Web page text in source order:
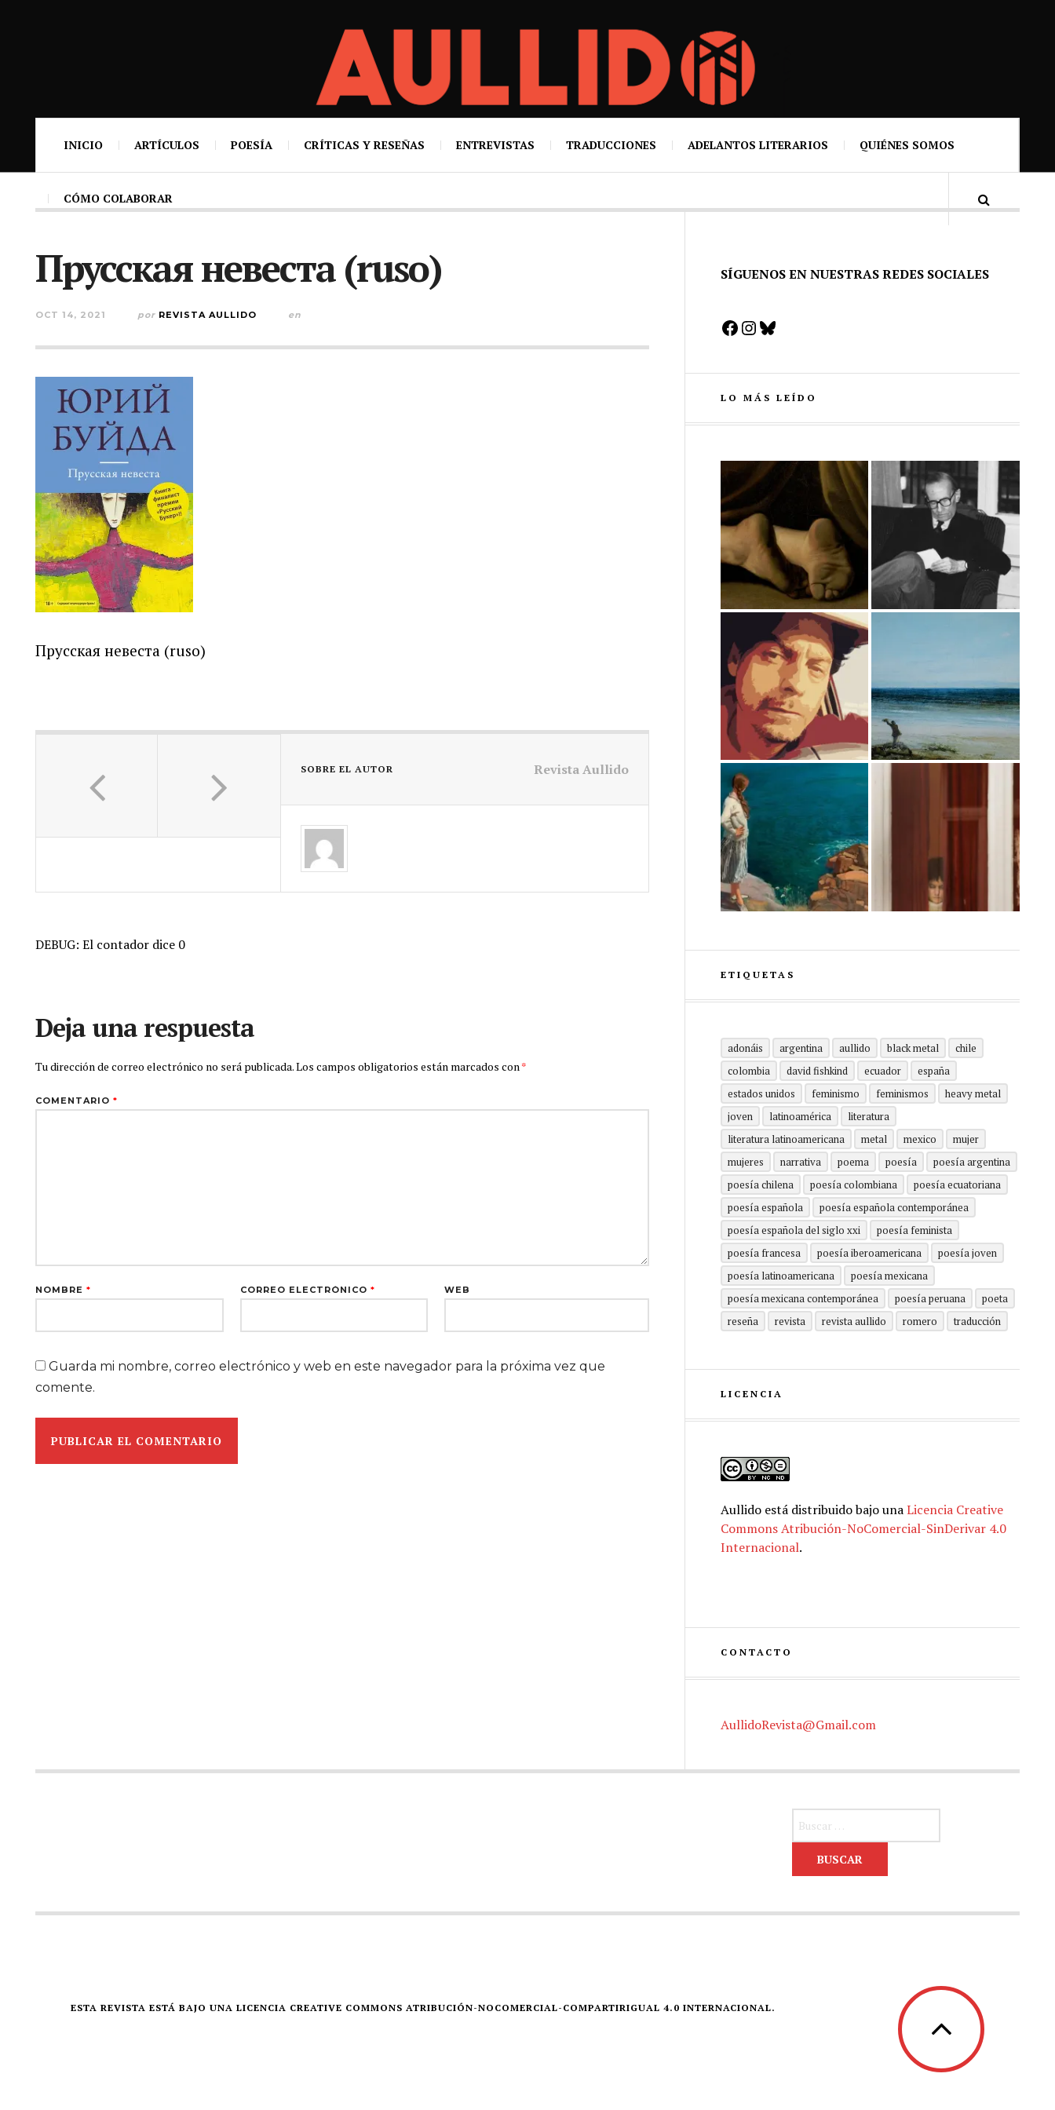
INICIO ARTÍCULOS POESÍA CRÍTICAS Y RESEÑAS ENTREVISTAS TRADUCCIONES ADELANTOS LITERARIOS QUIÉNES SOMOS
CÓMO COLABORAR
Прусская невеста (ruso)
OCT 14, 2021 por REVISTA AULLIDO en
Прусская невеста (ruso)
SOBRE EL AUTOR Revista Aullido
DEBUG: El contador dice 0
Deja una respuesta
Tu dirección de correo electrónico no será publicada.Los campos obligatorios están marcados con*
COMENTARIO *
NOMBRE * CORREO ELECTRÓNICO * WEB
Guarda mi nombre, correo electrónico y web en este navegador para la próxima vez que
comente.
SÍGUENOS EN NUESTRAS REDES SOCIALES
Facebook
Instagram
Bluesky
LO MÁS LEÍDO
ETIQUETAS
adonáis argentina aullido black metal
chile
colombia
david fishkind ecuador
españa
estados unidos
feminismo feminismos
heavy metal
joven
latinoamérica
literatura
literatura latinoamericana
metal mexico
mujer
mujeres
narrativa poema poesía
poesía argentina
poesía chilena
poesía colombiana
poesía ecuatoriana
poesía española
poesía española contemporánea
poesía española del siglo xxi
poesía feminista
poesía francesa
poesía iberoamericana
poesía joven
poesía latinoamericana
poesía mexicana
poesía mexicana contemporánea
poesía peruana
poeta
reseña
revista revista aullido romero traducción
LICENCIA
Aullidoestá distribuido bajo unaLicencia Creative
Commons Atribución-NoComercial-SinDerivar 4.0
Internacional.
CONTACTO
AullidoRevista@Gmail.com
ESTA REVISTA ESTÁ BAJO UNA LICENCIA CREATIVE COMMONS ATRIBUCIÓN-NOCOMERCIAL-COMPARTIRIGUAL 4.0 INTERNACIONAL.